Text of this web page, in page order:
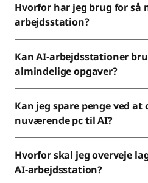
Hvorfor har jeg brug for så
arbejdsstation?
Kan AI-arbejdsstationer
almindelige opgaver?
Kan jeg spare penge ved at
nuværende pc til AI?
Hvorfor skal jeg overveje
AI-arbejdsstation?